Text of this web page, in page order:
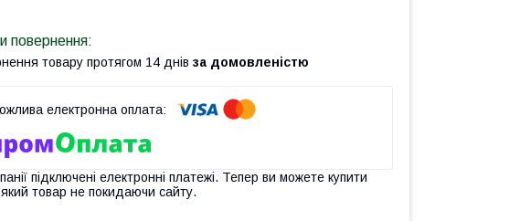
товару протягом 14 днів за домовленістю
підключені електронні платежі. Тепер ви можете купити
товар не покидаючи сайту.